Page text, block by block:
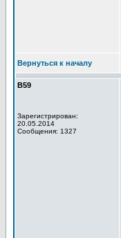
Вернуться к началу
В59
Зарегистрирован:
20.05.2014
Сообщения: 1327